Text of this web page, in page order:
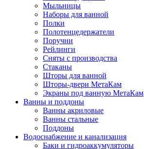
Мыльницы
Наборы для ванной
Полки
Полотенцедержатели
Поручни
Рейлинги
Сняты с производства
Стаканы
Шторы для ванной
Шторы-двери МетаКам
Экраны под ванную МетаКам
Ванны и поддоны
Ванны акриловые
Ванны стальные
Поддоны
Водоснабжение и канализация
Баки и гидроаккумуляторы